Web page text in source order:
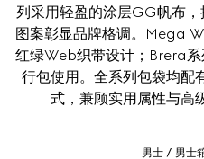
列采用轻盈的涂层GG帆布
图案彰显品牌格调。Mega
红绿Web织带设计；Brera
行包使用。全系列包袋均配
式，兼顾实用属性与高
男士 男士